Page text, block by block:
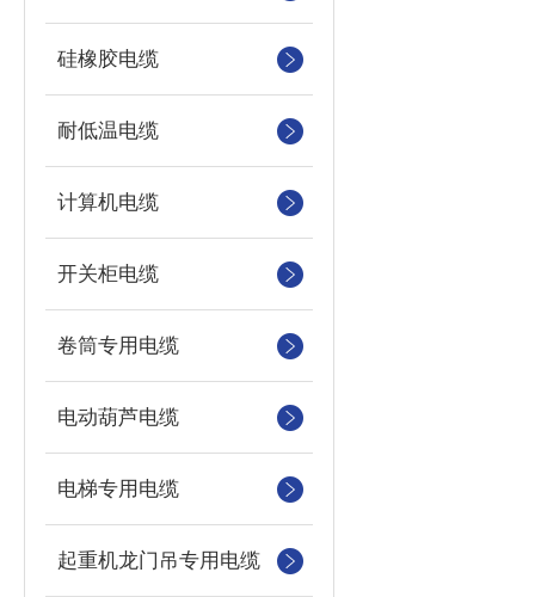
硅橡胶电缆
耐低温电缆
计算机电缆
开关柜电缆
卷筒专用电缆
电动葫芦电缆
电梯专用电缆
起重机龙门吊专用电缆